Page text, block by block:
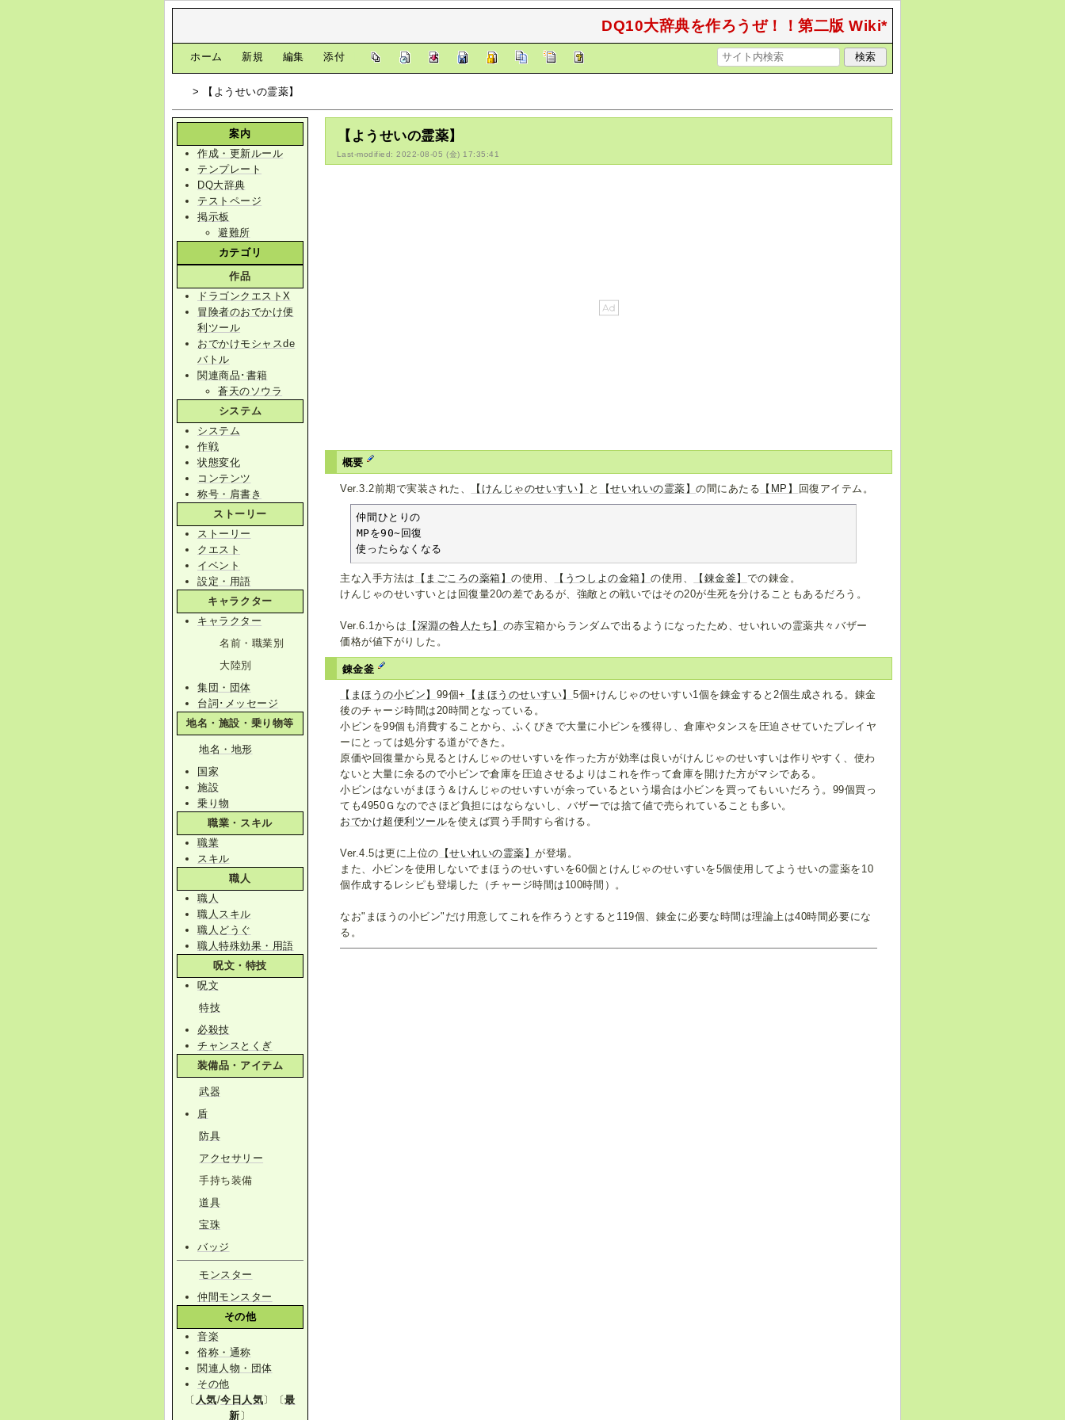
DQ10大辞典を作ろうぜ！！第二版 Wiki*
ホーム 新規 編集 添付
> 【ようせいの霊薬】
【ようせいの霊薬】
Last-modified: 2022-08-05 (金) 17:35:41
概要
Ver.3.2前期で実装された、 【けんじゃのせいすい】 と 【せいれいの霊薬】の間にあたる 【MP】 回復アイテム。
仲間ひとりの
MPを90~回復
使ったらなくなる
主な入手方法は 【まごころの薬箱】の使用、 【うつしよの金箱】の使用、 【錬金釜】 での錬金。
けんじゃのせいすいとは回復量20の差であるが、強敵との戦いではその20が生死を分けることもあるだろう。
Ver.6.1からは 【深淵の咎人たち】 の赤宝箱からランダムで出るようになったため、せいれいの霊薬共々バザー
価格が値下がりした。
錬金釜
【まほうの小ビン】 99個+ 【まほうのせいすい】 5個+けんじゃのせいすい1個を錬金すると2個生成される。錬金
後のチャージ時間は20時間となっている。
小ビンを99個も消費することから、ふくびきで大量に小ビンを獲得し、倉庫やタンスを圧迫させていたプレイヤ
ーにとっては処分する道ができた。
原価や回復量から見るとけんじゃのせいすいを作った方が効率は良いがけんじゃのせいすいは作りやすく、使わ
ないと大量に余るので小ビンで倉庫を圧迫させるよりはこれを作って倉庫を開けた方がマシである。
小ビンはないがまほう＆けんじゃのせいすいが余っているという場合は小ビンを買ってもいいだろう。99個買っ
ても4950Ｇなのでさほど負担にはならないし、バザーでは捨て値で売られていることも多い。
おでかけ超便利ツールを使えば買う手間すら省ける。
Ver.4.5は更に上位の 【せいれいの霊薬】が登場。
また、小ビンを使用しないでまほうのせいすいを60個とけんじゃのせいすいを5個使用してようせいの霊薬を10
個作成するレシピも登場した（チャージ時間は100時間）。
なお"まほうの小ビン"だけ用意してこれを作ろうとすると119個、錬金に必要な時間は理論上は40時間必要にな
る。
案内
作成・更新ルール
テンプレート
DQ大辞典
テストページ
掲示板
避難所
カテゴリ
作品
ドラゴンクエストX
冒険者のおでかけ便
利ツール
おでかけモシャスde
バトル
関連商品･書籍
蒼天のソウラ
システム
システム
作戦
状態変化
コンテンツ
称号・肩書き
ストーリー
ストーリー
クエスト
イベント
設定・用語
キャラクター
キャラクター
名前・職業別
大陸別
集団・団体
台詞･メッセージ
地名・施設・乗り物等
地名・地形
国家
施設
乗り物
職業・スキル
職業
スキル
職人
職人
職人スキル
職人どうぐ
職人特殊効果・用語
呪文・特技
呪文
特技
必殺技
チャンスとくぎ
装備品・アイテム
武器
盾
防具
アクセサリー
手持ち装備
道具
宝珠
バッジ
モンスター
仲間モンスター
その他
音楽
俗称・通称
関連人物・団体
その他
〔 人気/今日人気〕〔最
新 〕